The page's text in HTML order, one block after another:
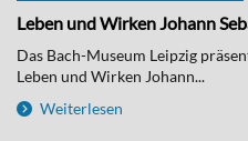
Leben und Wirken Johann
Das Bach-Museum Leipzig
Leben und Wirken Johann...
Weiterlesen